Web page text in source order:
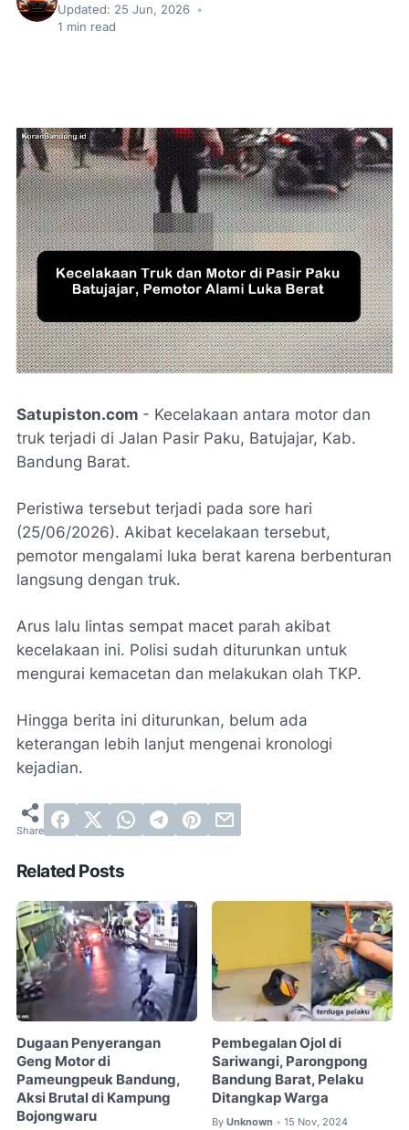
Updated: 25 Jun, 2026 •
1 min read
Satupiston.com - Kecelakaan antara motor dan
truk terjadi di Jalan Pasir Paku, Batujajar, Kab.
Bandung Barat.
Peristiwa tersebut terjadi pada sore hari
(25/06/2026). Akibat kecelakaan tersebut,
pemotor mengalami luka berat karena berbenturan
langsung dengan truk.
Arus lalu lintas sempat macet parah akibat
kecelakaan ini. Polisi sudah diturunkan untuk
mengurai kemacetan dan melakukan olah TKP.
Hingga berita ini diturunkan, belum ada
keterangan lebih lanjut mengenai kronologi
kejadian.
Related Posts
Dugaan Penyerangan
Geng Motor di
Pameungpeuk Bandung,
Aksi Brutal di Kampung
Bojongwaru
Pembegalan Ojol di
Sariwangi, Parongpong
Bandung Barat, Pelaku
Ditangkap Warga
By Unknown • 15 Nov, 2024